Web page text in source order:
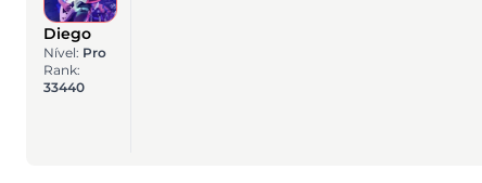
Diego
Nível: Pro
Rank:
33440